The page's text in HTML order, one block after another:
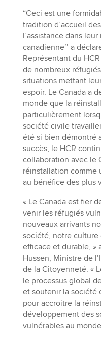
“Ceci est une
tradition d’accueil
l’assistance dans
canadienne’’ a
Représentant du
de nombreux
situations mettant
espoir. Le Canada a
monde que la
particulièrement
société civile
été si bien démontré
succès, le HCR
collaboration avec le
réinstallation comme
au bénéfice des plus
« Le Canada est fier
venir les réfugiés
nouveaux arrivants
société, notre
efficace et durable, »
Hussen, Ministre de
de la Citoyenneté. «
le processus global
et soutenir la société
pour accroitre la
développement des
vulnérables au